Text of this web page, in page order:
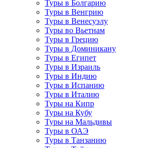
Туры в Болгарию
Туры в Венгрию
Туры в Венесуэлу
Туры во Вьетнам
Туры в Грецию
Туры в Доминикану
Туры в Египет
Туры в Израиль
Туры в Индию
Туры в Испанию
Туры в Италию
Туры на Кипр
Туры на Кубу
Туры на Мальдивы
Туры в ОАЭ
Туры в Танзанию